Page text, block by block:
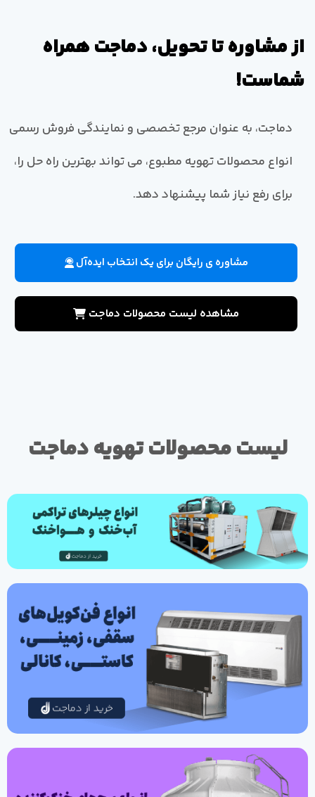
از مشاوره تا تحویل، دماجت همراه
شماست!
دماجت، به عنوان مرجع تخصصی و نمایندگی فروش رسمی
انواع محصولات تهویه مطبوع، می تواند بهترین راه حل را،
برای رفع نیاز شما پیشنهاد دهد.
مشاوره ی رایگان برای یک انتخاب ایده‌آل
مشاهده لیست محصولات دماجت
لیست محصولات تهویه دماجت